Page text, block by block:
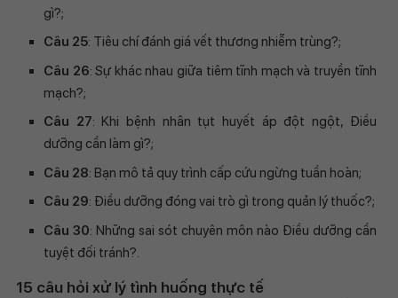
gì?;
Câu 25: Tiêu chí đánh giá vết thương nhiễm trùng?;
Câu 26: Sự khác nhau giữa tiêm tĩnh mạch và truyền tĩnh
mạch?;
Câu 27: Khi bệnh nhân tụt huyết áp đột ngột, Điều
dưỡng cần làm gì?;
Câu 28: Bạn mô tả quy trình cấp cứu ngừng tuần hoàn;
Câu 29: Điều dưỡng đóng vai trò gì trong quản lý thuốc?;
Câu 30: Những sai sót chuyên môn nào Điều dưỡng cần
tuyệt đối tránh?.
15 câu hỏi xử lý tình huống thực tế